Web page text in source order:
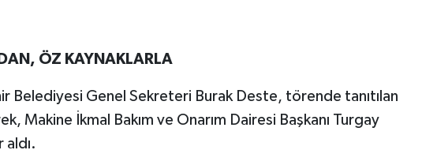
ÖZ KAYNAKLARLA
Belediyesi Genel Sekreteri Burak Deste, törende tanıtılan
Makine İkmal Bakım ve Onarım Dairesi Başkanı Turgay